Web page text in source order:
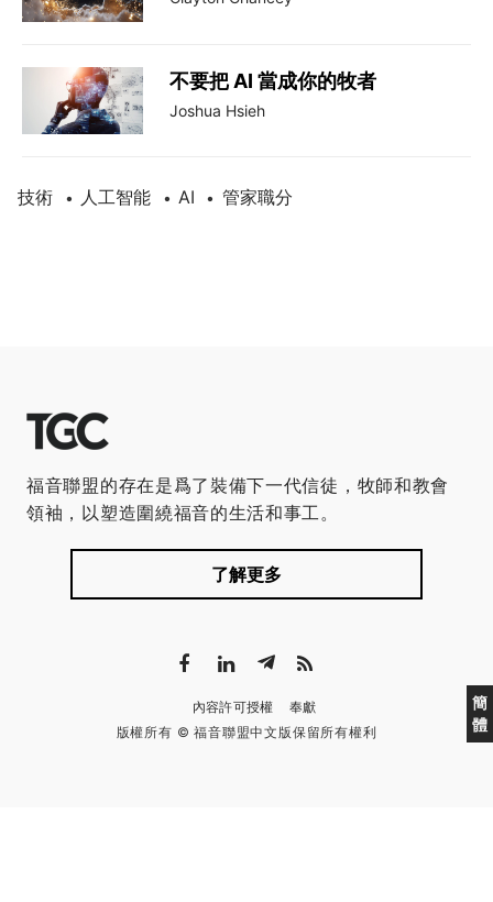
不要把 AI 當成你的牧者
Joshua Hsieh
技術 • 人工智能 • AI • 管家職分
簡
體
福音聯盟的存在是爲了裝備下一代信徒，牧師和教會
領袖，以塑造圍繞福音的生活和事工。
了解更多
內容許可授權
奉獻
版權所有 © 福音聯盟中文版保留所有權利